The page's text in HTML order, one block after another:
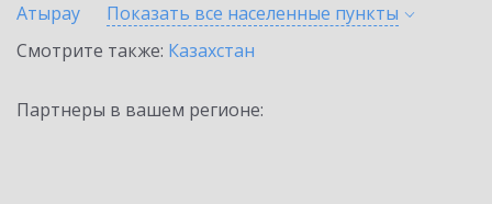
Атырау
Показать все населенные пункты
Смотрите также: Казахстан
Партнеры в вашем регионе: